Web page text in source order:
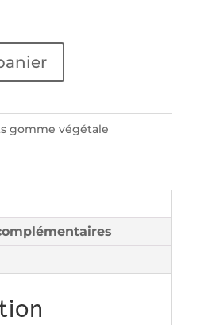
gomme végétale